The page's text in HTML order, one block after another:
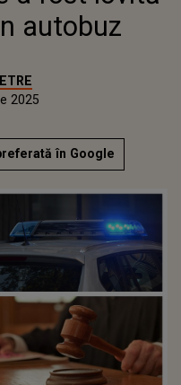
autobuz
2025
în Google